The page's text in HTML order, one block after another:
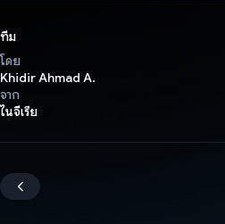
ทีม
โดย
Khidir Ahmad A.
จาก
ไนจีเรีย